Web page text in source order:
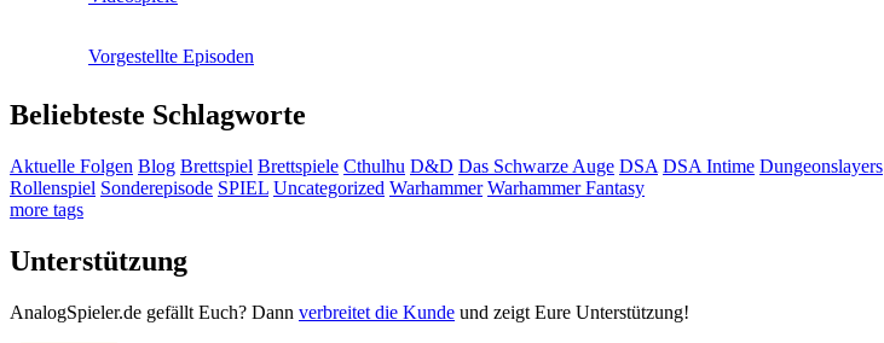
Vorgestellte Episoden
Beliebteste Schlagworte
Aktuelle Folgen Blog Brettspiel Brettspiele Cthulhu D&D Das Schwarze Auge DSA DSA Intime Dungeonslayers
Rollenspiel Sonderepisode SPIEL Uncategorized Warhammer Warhammer Fantasy
more tags
Unterstützung
AnalogSpieler.de gefällt Euch? Dann verbreitet die Kunde und zeigt Eure Unterstützung!